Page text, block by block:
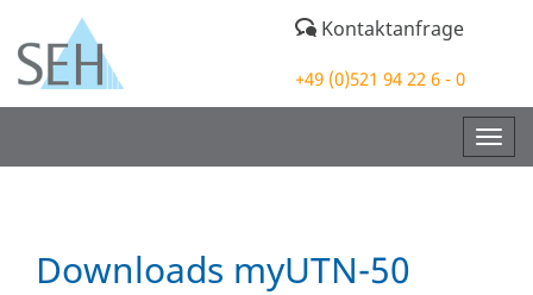
Kontaktanfrage
+49 (0)521 94 22 6 - 0
Downloads myUTN-50